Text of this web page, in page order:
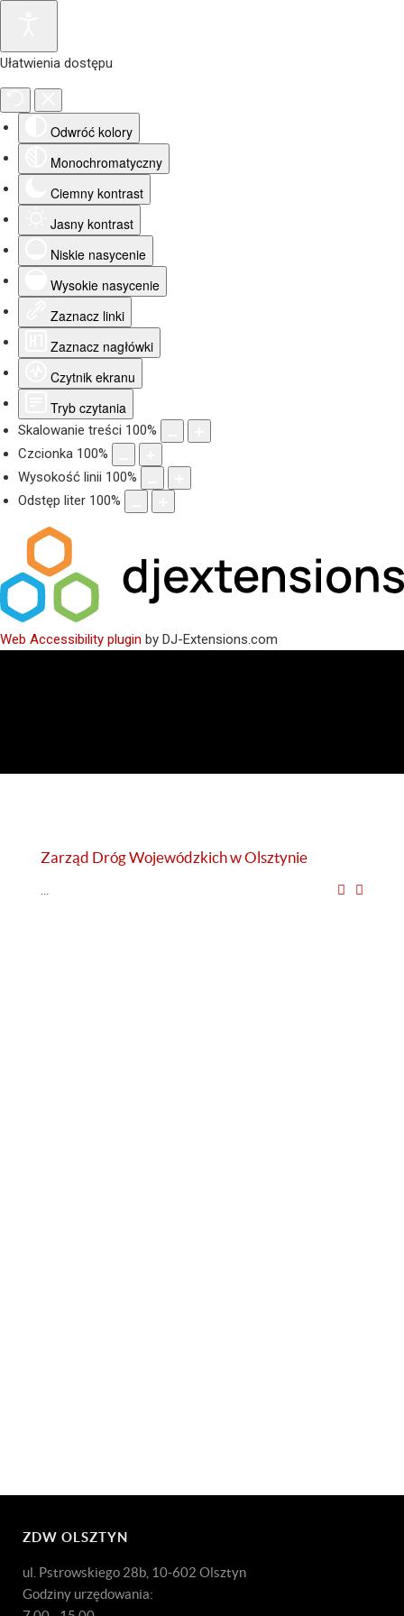
Ułatwienia dostępu
Odwróć kolory
Monochromatyczny
Ciemny kontrast
Jasny kontrast
Niskie nasycenie
Wysokie nasycenie
Zaznacz linki
Zaznacz nagłówki
Czytnik ekranu
Tryb czytania
Skalowanie treści 100%
Czcionka 100%
Wysokość linii 100%
Odstęp liter 100%
Web Accessibility plugin by DJ-Extensions.com
Zarząd Dróg Wojewódzkich w Olsztynie
ZDW OLSZTYN
ul. Pstrowskiego 28b, 10-602 Olsztyn
Godziny urzędowania: